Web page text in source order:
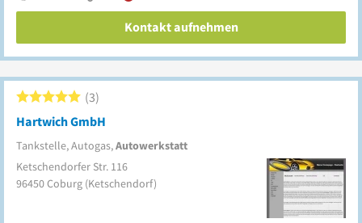
Kontakt aufnehmen
Hartwich GmbH
Tankstelle, Autogas,Autowerkstatt
3
Ketschendorfer Str. 116
96450Coburg (Ketschendorf)